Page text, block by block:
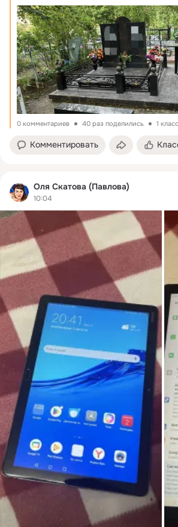
0 комментариев 40 раз поделились 1 класс
Комментировать
Оля Скатова (Павлова)
10:04